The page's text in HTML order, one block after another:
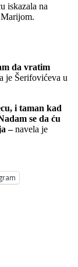
iskazala na
Marijom.
da vratim
je Šerifovićeva u
i taman kad
se da ću
–navela je